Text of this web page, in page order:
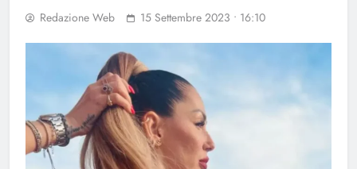
Redazione Web 15 Settembre 2023 • 16:10